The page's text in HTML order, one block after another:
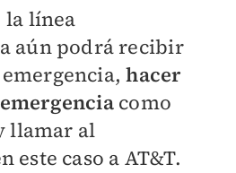
la línea
aún podrá recibir
emergencia,hacer
como
llamar al
este caso a AT&T.